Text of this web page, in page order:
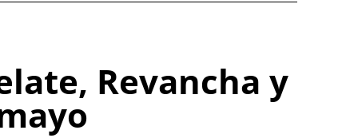
Revancha y